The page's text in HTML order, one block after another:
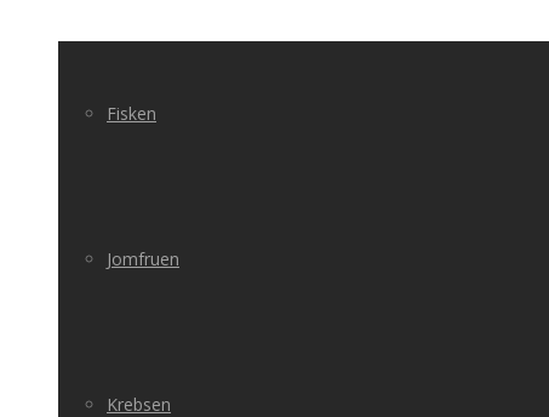
Fisken
Jomfruen
Krebsen